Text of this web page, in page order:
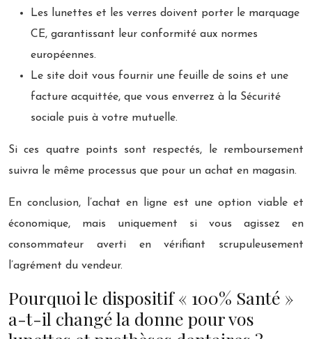
Les lunettes et les verres doivent porter le marquage
CE, garantissant leur conformité aux normes
européennes.
Le site doit vous fournir une feuille de soins et une
facture acquittée, que vous enverrez à la Sécurité
sociale puis à votre mutuelle.
Si ces quatre points sont respectés, le remboursement
suivra le même processus que pour un achat en magasin.
En conclusion, l’achat en ligne est une option viable et
économique, mais uniquement si vous agissez en
consommateur averti en vérifiant scrupuleusement
l’agrément du vendeur.
Pourquoi le dispositif « 100% Santé »
a-t-il changé la donne pour vos